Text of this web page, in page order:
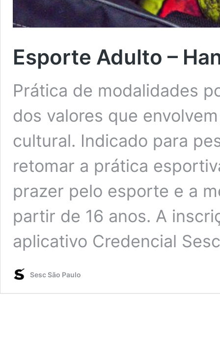
Esporte Adulto –
Prática de modalidades
dos valores que
cultural. Indicado para
retomar a prática
prazer pelo esporte e a
partir de 16 anos. A
aplicativo Credencial
Sesc São Paulo